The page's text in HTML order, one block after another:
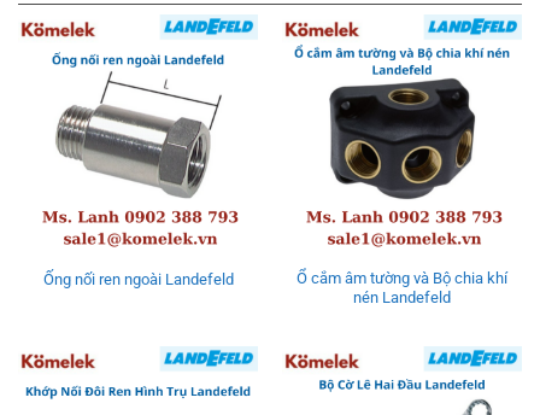
Ống nối ren ngoài Landefeld
Ổ cắm âm tường và Bộ chia khí
nén Landefeld